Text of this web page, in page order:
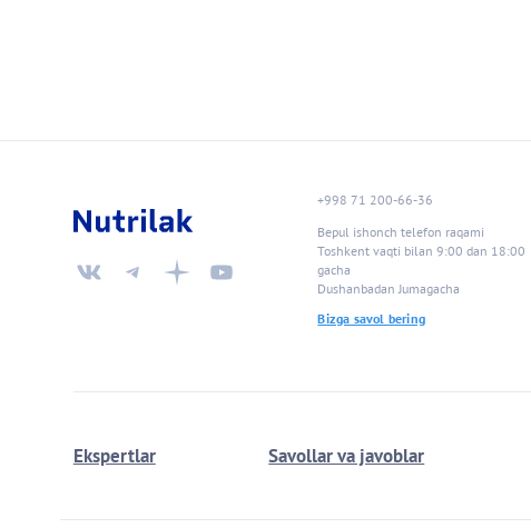
+998 71 200-66-36
Bepul ishonch telefon raqami
Toshkent vaqti bilan 9:00 dan 18:00
gacha
Dushanbadan Jumagacha
Bizga savol bering
Ekspertlar Savollar va javoblar